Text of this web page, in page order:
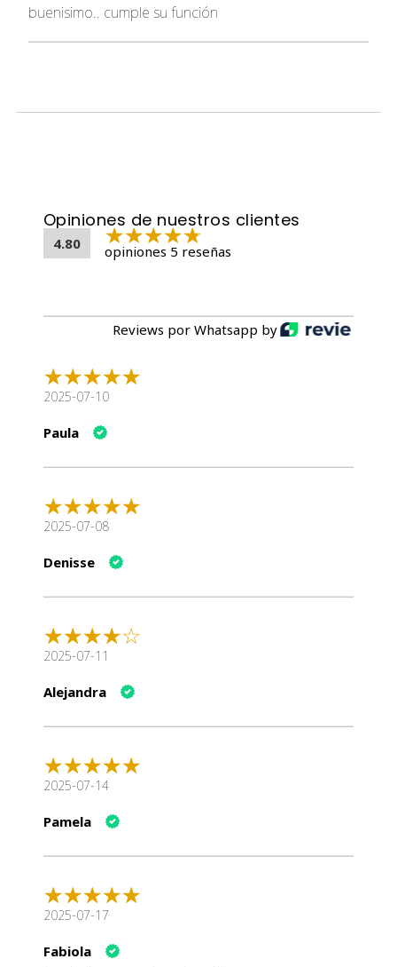
buenisimo.. cumple su función
Opiniones de nuestros clientes
4.80 opiniones 5 reseñas
Reviews por Whatsapp by
2025-07-10
Paula
2025-07-08
Denisse
2025-07-11
Alejandra
2025-07-14
Pamela
2025-07-17
Fabiola